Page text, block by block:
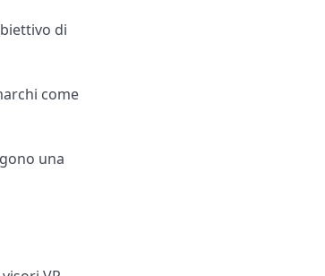
di
come
una